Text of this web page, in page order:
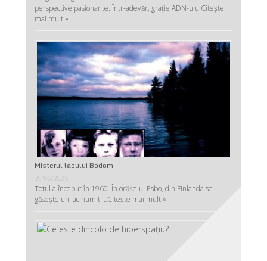
perspective pasionante. Într-adevăr, graţie ADN-uluiCitește
mai mult »
Misterul lacului Bodom
Totul a început în 1960. În orășelul Esbo, din Finlanda se
găsește un lac numit …Citește mai mult »